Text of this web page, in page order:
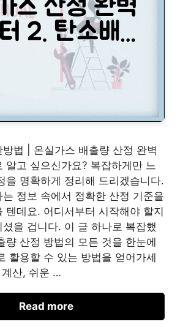
법 | 온실가스 배출량 산정 완벽
알고 싶으신가요? 복잡하게만 느
을 명확하게 정리해 드리겠습니다.
는 정보 속에서 정확한 산정 기준을
텐데요. 어디서부터 시작해야 할지
을 겁니다. 이 글 하나로 복잡했
량 산정 방법의 모든 것을 한눈에
활용할 수 있는 방법을 얻어가세
계산, 쉬운 …
Read more